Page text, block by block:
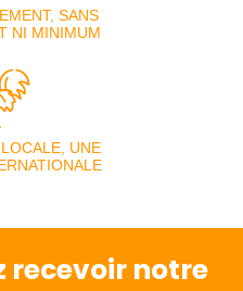
SANS
NI MINIMUM
UNE
recevoir notre